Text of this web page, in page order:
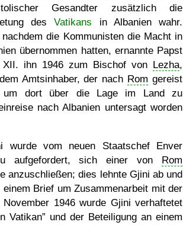
Gesandter zusätzlich die
desVatikans in Albanien wahr.
nachdem die Kommunisten die Macht in
übernommen hatten, ernannte Papst
XII. ihn 1946 zum Bischof von Lezha,
Amtsinhaber, der nach Rom gereist
um dort über die Lage im Land zu
nach Albanien untersagt worden
wurde vom neuen Staatschef Enver
aufgefordert, sich einer von Rom
anzuschließen; dies lehnte Gjini ab und
Brief um Zusammenarbeit mit der
1946 wurde Gjini verhaftetet
Vatikan
und der Beteiligung an einem